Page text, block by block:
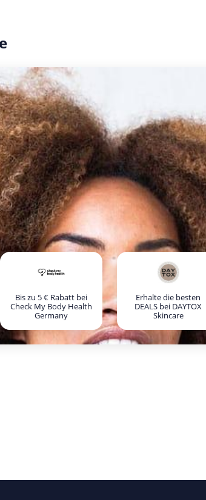
Bis zu 5 € Rabatt bei
Check My Body Health
Germany
Erhalte die besten
DEALS bei DAYTOX
Skincare